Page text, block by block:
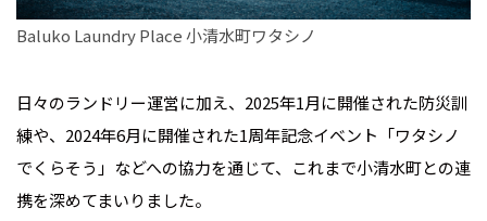
Baluko Laundry Place 小清水町ワタシノ
日々のランドリー運営に加え、2025年1月に開催された防災訓
練や、2024年6月に開催された1周年記念イベント「ワタシノ
でくらそう」などへの協力を通じて、これまで小清水町との連
携を深めてまいりました。